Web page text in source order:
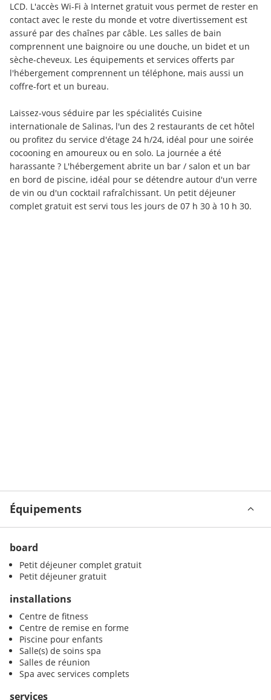
LCD. L'accès Wi-Fi à Internet gratuit vous permet de rester en
contact avec le reste du monde et votre divertissement est
assuré par des chaînes par câble. Les salles de bain
comprennent une baignoire ou une douche, un bidet et un
sèche-cheveux. Les équipements et services offerts par
l'hébergement comprennent un téléphone, mais aussi un
coffre-fort et un bureau.
Laissez-vous séduire par les spécialités Cuisine
internationale de Salinas, l'un des 2 restaurants de cet hôtel
ou profitez du service d'étage 24 h/24, idéal pour une soirée
cocooning en amoureux ou en solo. La journée a été
harassante ? L'hébergement abrite un bar / salon et un bar
en bord de piscine, idéal pour se détendre autour d'un verre
de vin ou d'un cocktail rafraîchissant. Un petit déjeuner
complet gratuit est servi tous les jours de 07 h 30 à 10 h 30.
Équipements
board
Petit déjeuner complet gratuit
Petit déjeuner gratuit
installations
Centre de fitness
Centre de remise en forme
Piscine pour enfants
Salle(s) de soins spa
Salles de réunion
Spa avec services complets
services